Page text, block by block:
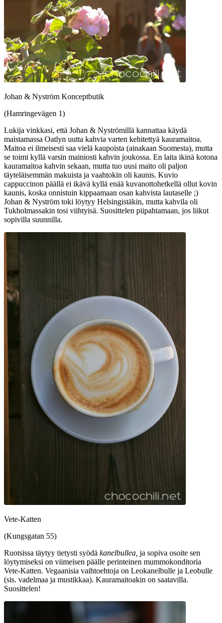
Johan & Nyström Konceptbutik
(Hamringevägen 1)
Lukija vinkkasi, että Johan & Nyströmillä kannattaa käydä
maistamassa Oatlyn uutta kahvia varten kehitettyä kauramaitoa.
Maitoa ei ilmeisesti saa vielä kaupoista (ainakaan Suomesta), mutta
se toimi kyllä varsin mainiosti kahvin joukossa. En laita ikinä kotona
kauramaitoa kahvin sekaan, mutta tuo uusi maito oli paljon
täyteläisemmän makuista ja vaahtokin oli kaunis. Kuvio
cappuccinon päällä ei ikävä kyllä enää kuvanottohetkellä ollut kovin
kaunis, koska onnistuin kippaamaan osan kahvista lautaselle ;)
Johan & Nyström toki löytyy Helsingistäkin, mutta kahvila oli
Tukholmassakin tosi viihtyisä. Suosittelen piipahtamaan, jos liikut
sopivilla suunnilla.
Vete-Katten
(Kungsgatan 55)
Ruotsissa täytyy tietysti syödä kanelbullea, ja sopiva osoite sen
löytymiseksi on viimeisen päälle perinteinen mummokonditoria
Vete-Katten. Vegaanisia vaihtoehtoja on Leokanelbulle ja Leobulle
(sis. vadelmaa ja mustikkaa). Kauramaitoakin on saatavilla.
Suosittelen!